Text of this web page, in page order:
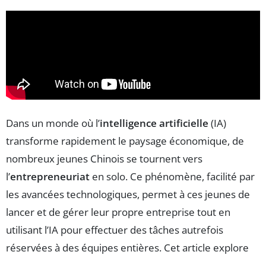
Dans un monde où l’intelligence artificielle (IA)
transforme rapidement le paysage économique, de
nombreux jeunes Chinois se tournent vers
l’entrepreneuriat en solo. Ce phénomène, facilité par
les avancées technologiques, permet à ces jeunes de
lancer et de gérer leur propre entreprise tout en
utilisant l’IA pour effectuer des tâches autrefois
réservées à des équipes entières. Cet article explore